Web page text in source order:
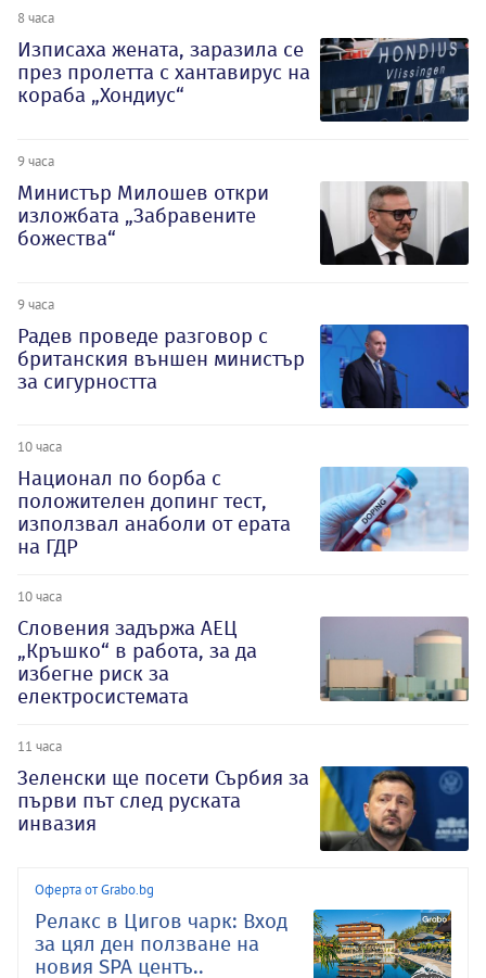
8 часа
Изписаха жената, заразила се
през пролетта с хантавирус на
кораба „Хондиус“
9 часа
Министър Милошев откри
изложбата „Забравените
божества“
9 часа
Радев проведе разговор с
британския външен министър
за сигурността
10 часа
Национал по борба с
положителен допинг тест,
използвал анаболи от ерата
на ГДР
10 часа
Словения задържа АЕЦ
„Кръшко“ в работа, за да
избегне риск за
електросистемата
11 часа
Зеленски ще посети Сърбия за
първи път след руската
инвазия
Оферта от Grabo.bg
Релакс в Цигов чарк: Вход
за цял ден ползване на
новия SPA центъ..